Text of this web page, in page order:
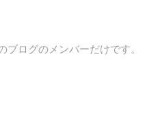
ログのメンバーだけです。